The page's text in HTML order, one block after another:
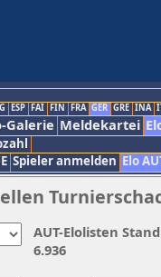
ESP FAI FIN FRA GER GRE INA
Galerie Meldekartei
Spieler anmelden Elo
AUT-Elolisten
6.936